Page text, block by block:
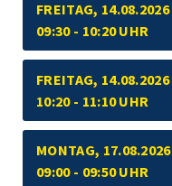
FREITAG, 14.08.2026
09:30 - 10:20 UHR
FREITAG, 14.08.2026
10:20 - 11:10 UHR
MONTAG, 17.08.2026
09:00 - 09:50 UHR